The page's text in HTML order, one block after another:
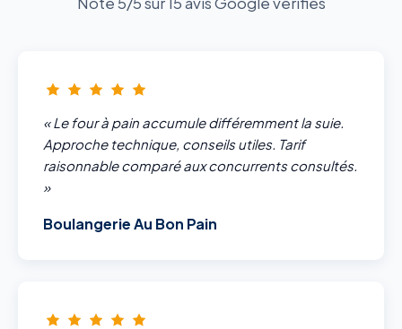
« Le four à pain accumule différemment la suie.
Approche technique, conseils utiles. Tarif
raisonnable comparé aux concurrents consultés.
»
Boulangerie Au Bon Pain